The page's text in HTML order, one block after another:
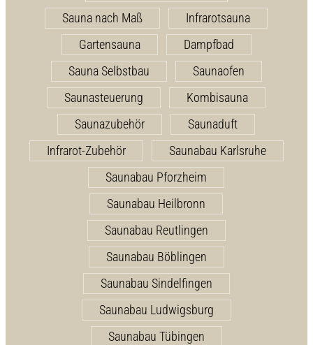
Sauna nach Maß
Infrarotsauna
Gartensauna
Dampfbad
Sauna Selbstbau
Saunaofen
Saunasteuerung
Kombisauna
Saunazubehör
Saunaduft
Infrarot-Zubehör
Saunabau Karlsruhe
Saunabau Pforzheim
Saunabau Heilbronn
Saunabau Reutlingen
Saunabau Böblingen
Saunabau Sindelfingen
Saunabau Ludwigsburg
Saunabau Tübingen